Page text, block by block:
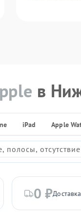
в
iPad Apple
0 ₽